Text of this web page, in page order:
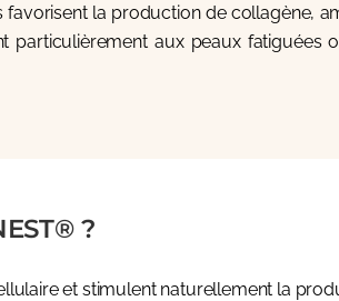
la production de collagène,
aux peaux fatiguées
?
et stimulent naturellement la